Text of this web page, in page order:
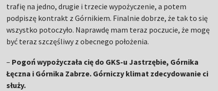
trafię na jedno, drugie i trzecie wypożyczenie, a potem
podpiszę kontrakt z Górnikiem. Finalnie dobrze, że tak to się
wszystko potoczyło. Naprawdę mam teraz poczucie, że mogę
być teraz szczęśliwy z obecnego położenia.
– Pogoń wypożyczała cię do GKS-u Jastrzębie, Górnika
Łęczna i Górnika Zabrze. Górniczy klimat zdecydowanie ci
służy.